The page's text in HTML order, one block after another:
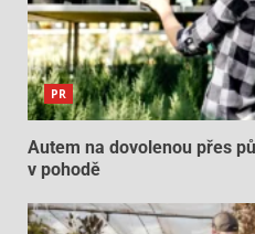
PR
Autem na dovolenou přes
v pohodě